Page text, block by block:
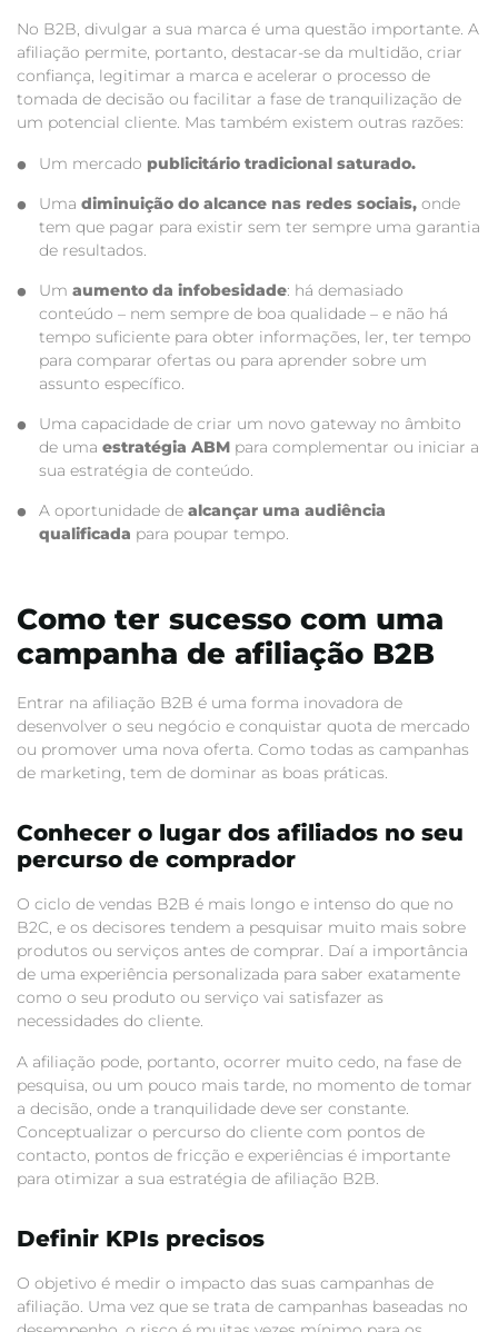
No B2B, divulgar a sua marca é uma questão importante. A
afiliação permite, portanto, destacar-se da multidão, criar
confiança, legitimar a marca e acelerar o processo de
tomada de decisão ou facilitar a fase de tranquilização de
um potencial cliente. Mas também existem outras razões:
Um mercado publicitário tradicional saturado.
Uma diminuição do alcance nas redes sociais, onde
tem que pagar para existir sem ter sempre uma garantia
de resultados.
Um aumento da infobesidade: há demasiado
conteúdo – nem sempre de boa qualidade – e não há
tempo suficiente para obter informações, ler, ter tempo
para comparar ofertas ou para aprender sobre um
assunto específico.
Uma capacidade de criar um novo gateway no âmbito
de uma estratégia ABM para complementar ou iniciar a
sua estratégia de conteúdo.
A oportunidade de alcançar uma audiência
qualificada para poupar tempo.
Como ter sucesso com uma
campanha de afiliação B2B
Entrar na afiliação B2B é uma forma inovadora de
desenvolver o seu negócio e conquistar quota de mercado
ou promover uma nova oferta. Como todas as campanhas
de marketing, tem de dominar as boas práticas.
Conhecer o lugar dos afiliados no seu
percurso de comprador
O ciclo de vendas B2B é mais longo e intenso do que no
B2C, e os decisores tendem a pesquisar muito mais sobre
produtos ou serviços antes de comprar. Daí a importância
de uma experiência personalizada para saber exatamente
como o seu produto ou serviço vai satisfazer as
necessidades do cliente.
A afiliação pode, portanto, ocorrer muito cedo, na fase de
pesquisa, ou um pouco mais tarde, no momento de tomar
a decisão, onde a tranquilidade deve ser constante.
Conceptualizar o percurso do cliente com pontos de
contacto, pontos de fricção e experiências é importante
para otimizar a sua estratégia de afiliação B2B.
Definir KPIs precisos
O objetivo é medir o impacto das suas campanhas de
afiliação. Uma vez que se trata de campanhas baseadas no